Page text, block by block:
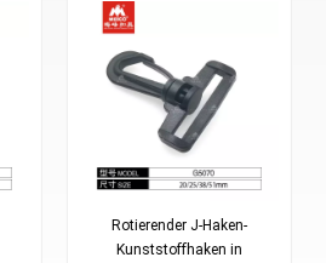
Rotierender J-Haken-
Kunststoffhaken in